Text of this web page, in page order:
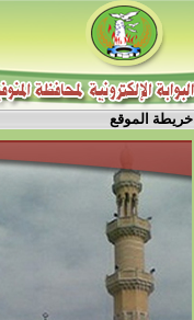
خريطة الموقع